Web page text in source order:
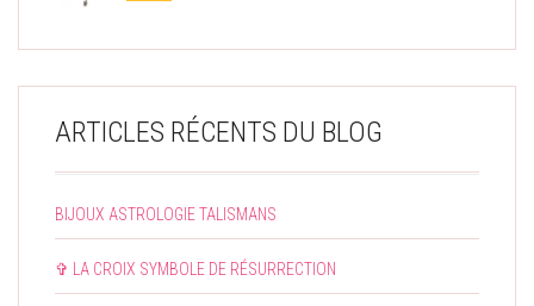
ARTICLES RÉCENTS DU BLOG
BIJOUX ASTROLOGIE TALISMANS
✞ LA CROIX SYMBOLE DE RÉSURRECTION